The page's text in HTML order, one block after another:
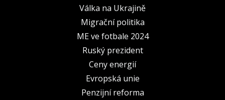
Válka na Ukrajině
Migrační politika
ME ve fotbale 2024
Ruský prezident
Ceny energií
Evropská unie
Penzijní reforma